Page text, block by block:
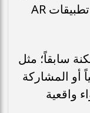
تفاصيلها، من خلال نظارات VR أو تطبيقات AR
سابقاً؛ مثل
أو المشاركة
واقعية